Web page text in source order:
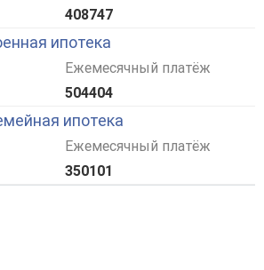
408747
ипотека
Ежемесячный платёж
504404
ипотека
Ежемесячный платёж
350101